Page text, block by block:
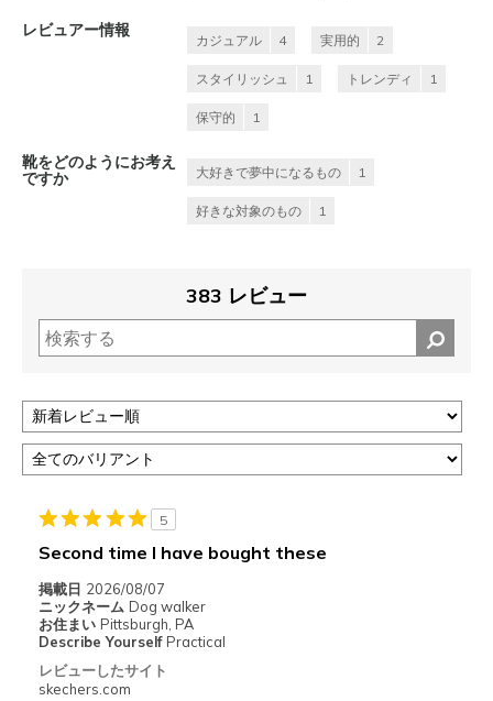
レビュアー情報
カジュアル 4 実用的 2
スタイリッシュ 1 トレンディ 1
保守的 1
靴をどのようにお考え
ですか
大好きで夢中になるもの 1
好きな対象のもの 1
383 レビュー
5
Second time I have bought these
掲載日 2026/08/07
ニックネーム Dog walker
お住まい Pittsburgh, PA
Describe Yourself Practical
レビューしたサイト
skechers.com